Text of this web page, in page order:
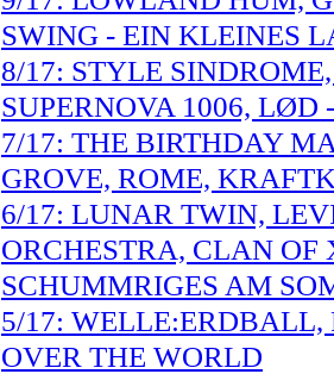
SWING - EIN KLEINES
8/17: STYLE
SUPERNOVA 1006,
7/17: THE BIRTHDAY
GROVE, ROME,
6/17: LUNAR TWIN,
ORCHESTRA, CLAN
SCHUMMRIGES AM
5/17: WELLE:ERDBALL,
OVER THE WORLD